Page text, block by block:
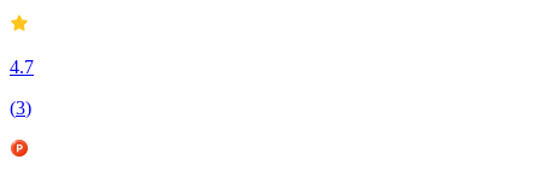
4.7
(3)